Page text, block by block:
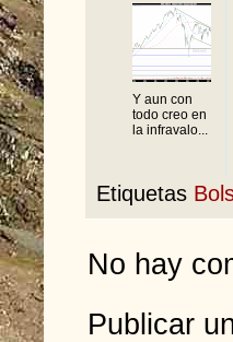
Y aun con
todo creo en
la infravalo...
Etiquetas
No hay
Publicar